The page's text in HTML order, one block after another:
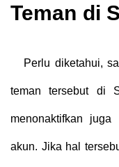
Teman di
Perlu diketahui,
teman tersebut di
menonaktifkan
akun. Jika hal